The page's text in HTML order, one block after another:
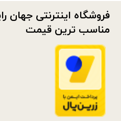
فروشگاه اینترنتی جهان
مناسب ترین قیمت​​​​​​​